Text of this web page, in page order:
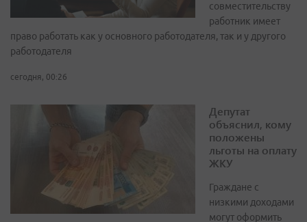
совместительству
работник имеет
право работать как у основного работодателя, так и у другого
работодателя
сегодня, 00:26
Депутат
объяснил, кому
положены
льготы на оплату
ЖКУ
Граждане с
низкими доходами
могут оформить